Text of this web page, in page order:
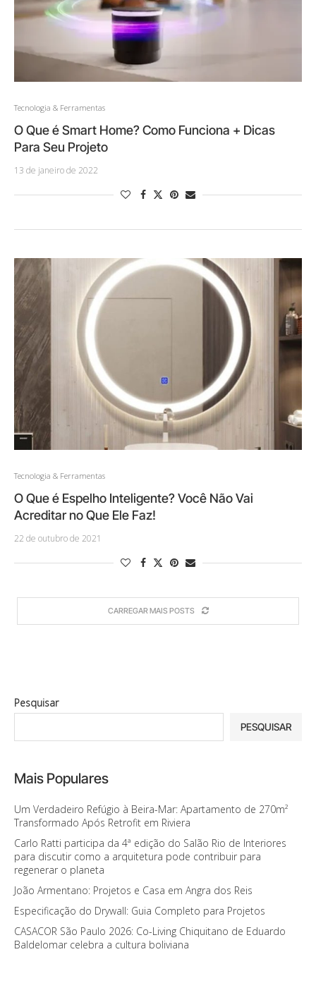
Tecnologia & Ferramentas
O Que é Smart Home? Como Funciona + Dicas
Para Seu Projeto
13 de janeiro de 2022
Tecnologia & Ferramentas
O Que é Espelho Inteligente? Você Não Vai
Acreditar no Que Ele Faz!
22 de outubro de 2021
CARREGAR MAIS POSTS
Pesquisar
PESQUISAR
Mais Populares
Um Verdadeiro Refúgio à Beira-Mar: Apartamento de 270m²
Transformado Após Retrofit em Riviera
Carlo Ratti participa da 4ª edição do Salão Rio de Interiores
para discutir como a arquitetura pode contribuir para
regenerar o planeta
João Armentano: Projetos e Casa em Angra dos Reis
Especificação do Drywall: Guia Completo para Projetos
CASACOR São Paulo 2026: Co-Living Chiquitano de Eduardo
Baldelomar celebra a cultura boliviana